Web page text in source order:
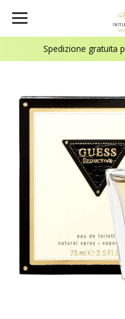
Spedizione gratuita